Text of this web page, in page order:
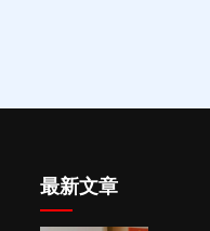
最新文章